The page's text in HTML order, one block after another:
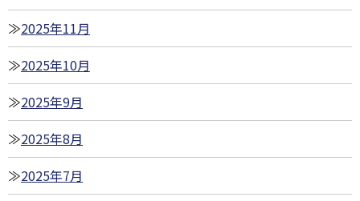
2025年11月
2025年10月
2025年9月
2025年8月
2025年7月